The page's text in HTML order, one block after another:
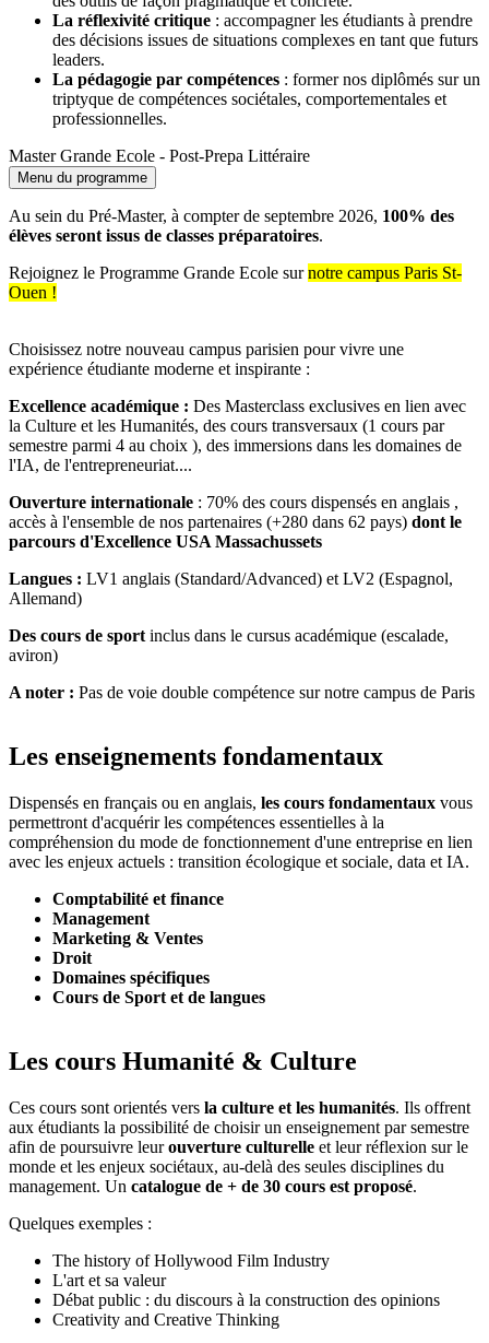
La réflexivité critique : accompagner les étudiants à prendre
des décisions issues de situations complexes en tant que futurs
leaders.
La pédagogie par compétences : former nos diplômés sur un
triptyque de compétences sociétales, comportementales et
professionnelles.
Master Grande Ecole - Post-Prepa Littéraire
Menu du programme
Au sein du Pré-Master, à compter de septembre 2026, 100% des
élèves seront issus de classes préparatoires.
Rejoignez le Programme Grande Ecole surnotre campus Paris St-
Ouen !
Choisissez notre nouveau campus parisien pour vivre une
expérience étudiante moderne et inspirante :
Excellence académique : Des Masterclass exclusives en lien avec
la Culture et les Humanités, des cours transversaux (1 cours par
semestre parmi 4 au choix ), des immersions dans les domaines de
l'IA, de l'entrepreneuriat....
Ouverture internationale : 70% des cours dispensés en anglais ,
accès à l'ensemble de nos partenaires (+280 dans 62 pays) dont le
parcours d'Excellence USA Massachussets
Langues : LV1 anglais (Standard/Advanced) et LV2 (Espagnol,
Allemand)
Des cours de sportinclus dans le cursus académique (escalade,
aviron)
A noter : Pas de voie double compétence sur notre campus de Paris
Les enseignements fondamentaux
Dispensés en français ou en anglais, les cours fondamentaux vous
permettront d'acquérir les compétences essentielles à la
compréhension du mode de fonctionnement d'une entreprise en lien
avec les enjeux actuels : transition écologique et sociale, data et IA.
Comptabilité et finance
Management
Marketing & Ventes
Droit
Domaines spécifiques
Cours de Sport et de langues
Les cours Humanité & Culture
Ces cours sont orientés vers la culture et les humanités. Ils offrent
aux étudiants la possibilité de choisir un enseignement par semestre
afin de poursuivre leurouverture culturelle et leur réflexion sur le
monde et les enjeux sociétaux, au-delà des seules disciplines du
management. Un catalogue de + de 30 cours est proposé.
Quelques exemples :
The history of Hollywood Film Industry
L'art et sa valeur
Débat public : du discours à la construction des opinions
Creativity and Creative Thinking